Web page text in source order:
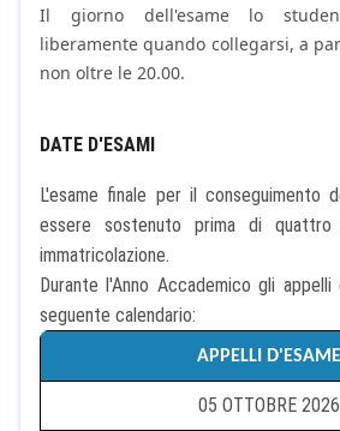
Il giorno dell'esame lo
liberamente quando collegarsi, a
non oltre le 20.00.
DATE D'ESAMI
L'esame finale per il conseguimento
essere sostenuto prima di
immatricolazione.
Durante l'Anno Accademico gli appelli
seguente calendario:
APPELLI D'ESAME
05 OTTOBRE 2026